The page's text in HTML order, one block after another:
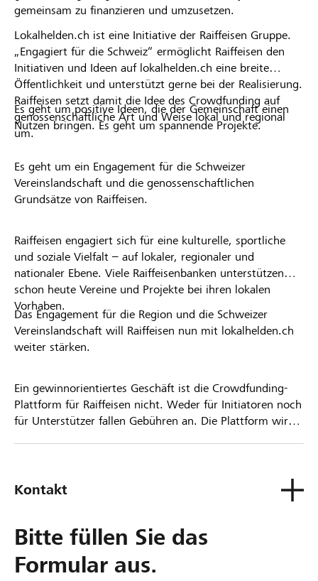
gemeinsam zu finanzieren und umzusetzen.
Lokalhelden.ch ist eine Initiative der Raiffeisen Gruppe.
„Engagiert für die Schweiz“ ermöglicht Raiffeisen den
Initiativen und Ideen auf lokalhelden.ch eine breite
Öffentlichkeit und unterstützt gerne bei der Realisierung.
Raiffeisen setzt damit die Idee des Crowdfunding auf
genossenschaftliche Art und Weise lokal und regional
um.
Es geht um positive Ideen, die der Gemeinschaft einen
Nutzen bringen. Es geht um spannende Projekte.
Es geht um ein Engagement für die Schweizer
Vereinslandschaft und die genossenschaftlichen
Grundsätze von Raiffeisen.
Raiffeisen engagiert sich für eine kulturelle, sportliche
und soziale Vielfalt – auf lokaler, regionaler und
nationaler Ebene. Viele Raiffeisenbanken unterstützen
schon heute Vereine und Projekte bei ihren lokalen
Vorhaben.
Das Engagement für die Region und die Schweizer
Vereinslandschaft will Raiffeisen nun mit lokalhelden.ch
weiter stärken.
Ein gewinnorientiertes Geschäft ist die Crowdfunding-
Plattform für Raiffeisen nicht. Weder für Initiatoren noch
für Unterstützer fallen Gebühren an. Die Plattform wird
Kontakt
Bitte füllen Sie das
Formular aus.